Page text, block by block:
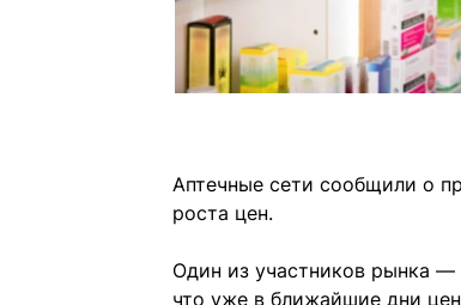
Аптечные сети сообщили о
роста цен.
Один из участников рынка —
что уже в ближайшие дни